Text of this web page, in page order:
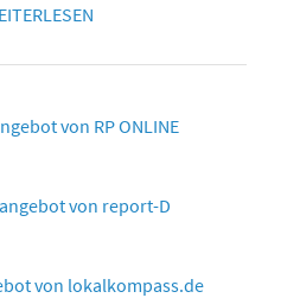
von RP ONLINE
von report-D
von lokalkompass.de